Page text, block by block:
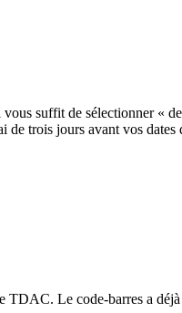
suffit de sélectionner «
de trois jours avant vos
Le code-barres a